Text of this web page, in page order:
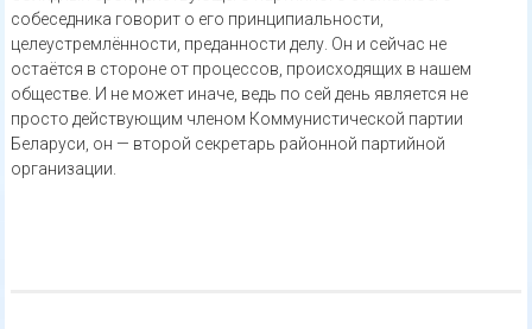
собеседника говорит о его принципиальности,
целеустремлённости, преданности делу. Он и сейчас не
остаётся в стороне от процессов, происходящих в нашем
обществе. И не может иначе, ведь по сей день является не
просто действующим членом Коммунистической партии
Беларуси, он — второй секретарь районной партийной
организации.